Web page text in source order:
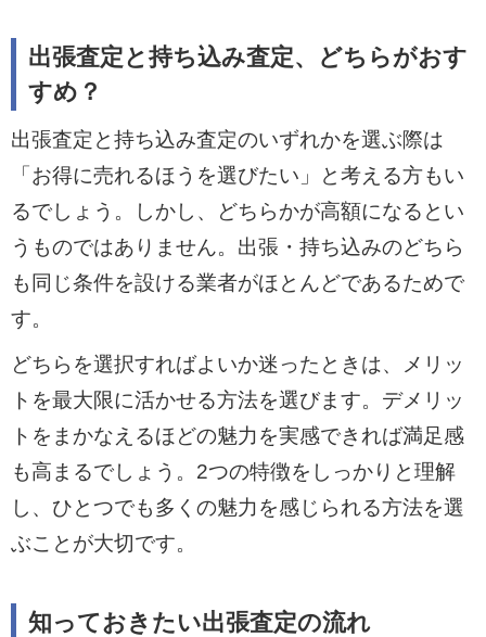
出張査定と持ち込み査定、どちらがおす
すめ？
出張査定と持ち込み査定のいずれかを選ぶ際は
「お得に売れるほうを選びたい」と考える方もい
るでしょう。しかし、どちらかが高額になるとい
うものではありません。出張・持ち込みのどちら
も同じ条件を設ける業者がほとんどであるためで
す。
どちらを選択すればよいか迷ったときは、メリッ
トを最大限に活かせる方法を選びます。デメリッ
トをまかなえるほどの魅力を実感できれば満足感
も高まるでしょう。2つの特徴をしっかりと理解
し、ひとつでも多くの魅力を感じられる方法を選
ぶことが大切です。
知っておきたい出張査定の流れ